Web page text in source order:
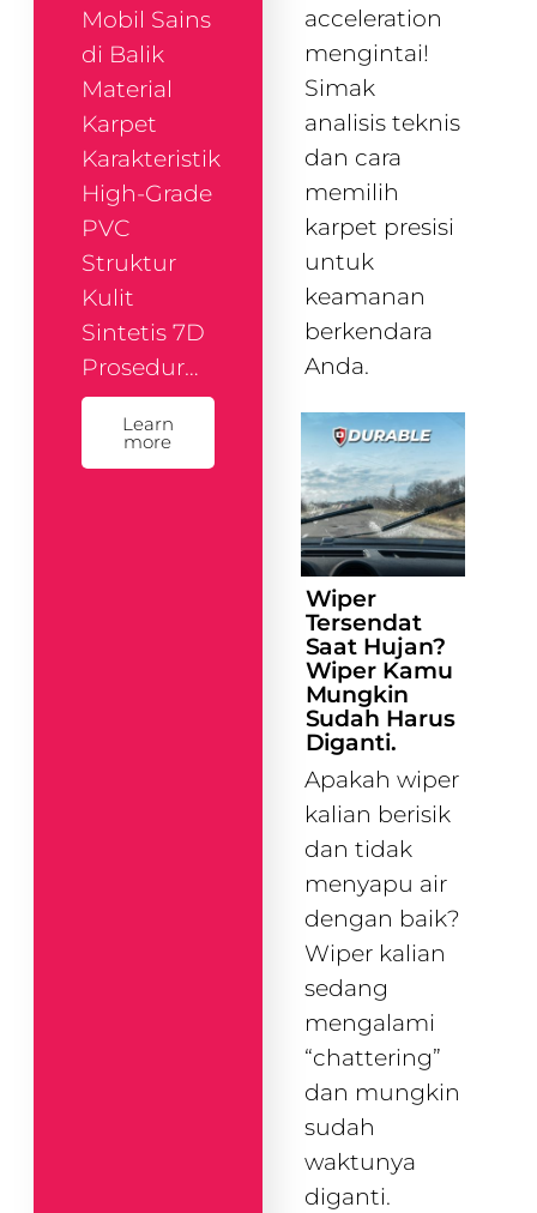
Mobil Sains
di Balik
Material
Karpet
Karakteristik
High-Grade
PVC
Struktur
Kulit
Sintetis 7D
Prosedur…
Learn
more
acceleration
mengintai!
Simak
analisis teknis
dan cara
memilih
karpet presisi
untuk
keamanan
berkendara
Anda.
Wiper
Tersendat
Saat Hujan?
Wiper Kamu
Mungkin
Sudah Harus
Diganti.
Apakah wiper
kalian berisik
dan tidak
menyapu air
dengan baik?
Wiper kalian
sedang
mengalami
“chattering”
dan mungkin
sudah
waktunya
diganti.